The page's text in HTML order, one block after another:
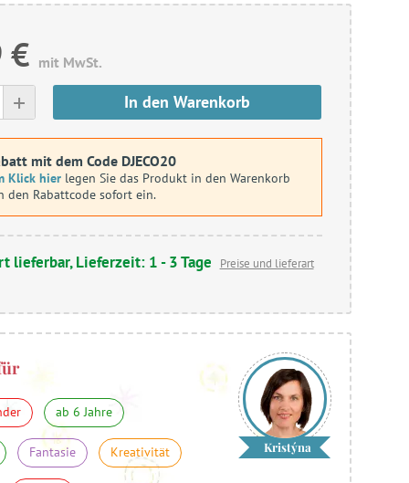
€ mit MwSt.
+ In den Warenkorb
mit dem Code DJECO20
Klick hier legen Sie das Produkt in den Warenkorb
den Rabattcode sofort ein.
lieferbar, Lieferzeit: 1 - 3 Tage Preise und lieferart
ab 6 Jahre
Fantasie Kreativität Kristýna